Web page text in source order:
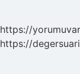
https://
https://